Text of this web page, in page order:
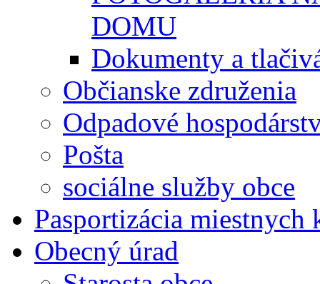
DOMU
Dokumenty a
Občianske združenia
Odpadové
Pošta
sociálne služby obce
Pasportizácia
Obecný úrad